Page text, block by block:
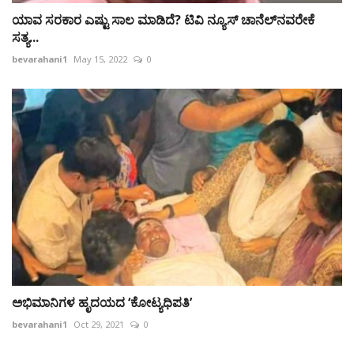
ಯಾವ ಸರಕಾರ ಎಷ್ಟು ಸಾಲ ಮಾಡಿದೆ? ಟಿವಿ ನ್ಯೂಸ್ ಚಾನೆಲ್‍ನವರೇಕೆ
ಸತ್ಯ...
bevarahani1 May 15, 2022 0
ಅಭಿಮಾನಿಗಳ ಹೃದಯದ ‘ಕೋಟ್ಯಧಿಪತಿ’
bevarahani1 Oct 29, 2021 0